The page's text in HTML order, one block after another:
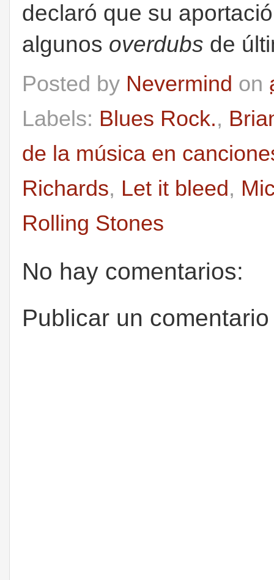
declaró que su
algunos overdubs de
Posted by Nevermind on
Labels: Blues Rock.,
de la música en
Richards, Let it bleed,
Rolling Stones
No hay comentarios:
Publicar un comentario